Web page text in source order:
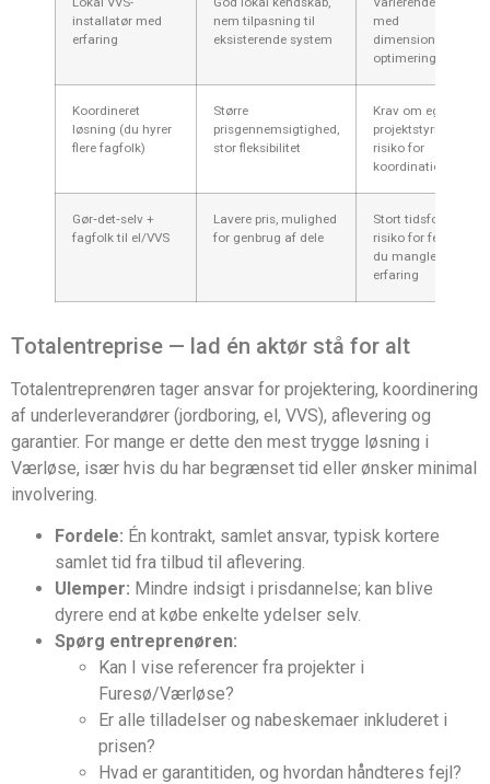
installatør med
erfaring
nem tilpasning til
eksisterende system
med
dimensionering og
optimering
Koordineret
løsning (du hyrer
flere fagfolk)
Større
prisgennemsigtighed,
stor fleksibilitet
Krav om egen
projektstyring,
risiko for
koordinationsbrist
Gør‑det‑selv +
fagfolk til el/VVS
Lavere pris, mulighed
for genbrug af dele
Stort tidsforbrug,
risiko for fejl hvis
du mangler
erfaring
Totalentreprise — lad én aktør stå for alt
Totalentreprenøren tager ansvar for projektering, koordinering
af underleverandører (jordboring, el, VVS), aflevering og
garantier. For mange er dette den mest trygge løsning i
Værløse, især hvis du har begrænset tid eller ønsker minimal
involvering.
Fordele: Én kontrakt, samlet ansvar, typisk kortere
samlet tid fra tilbud til aflevering.
Ulemper: Mindre indsigt i prisdannelse; kan blive
dyrere end at købe enkelte ydelser selv.
Spørg entreprenøren:
Kan I vise referencer fra projekter i
Furesø/Værløse?
Er alle tilladelser og nabeskemaer inkluderet i
prisen?
Hvad er garantitiden, og hvordan håndteres fejl?